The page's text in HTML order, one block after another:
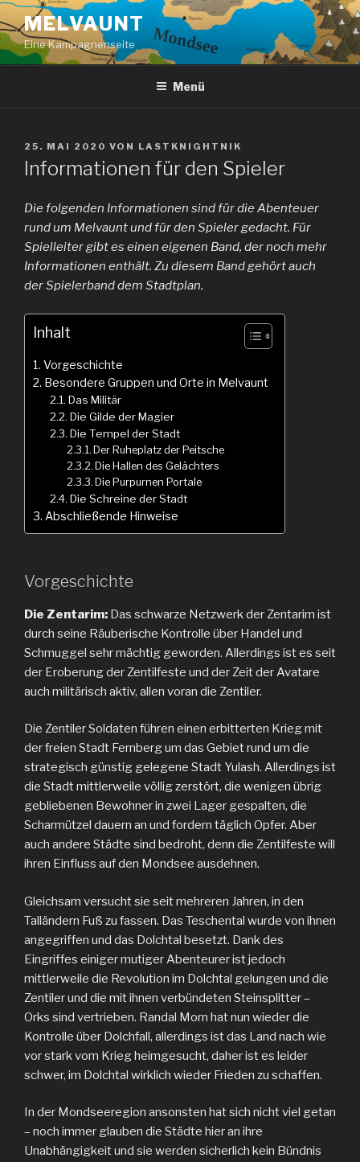
Zum
Inhalt
springen
MELVAUNT
Eine Kampagnenseite
Menü
VERÖFFENTLICHT
AM
25. MAI 2020 VON LASTKNIGHTNIK
Informationen für den Spieler
Die folgenden Informationen sind für die Abenteuer
rund um Melvaunt und für den Spieler gedacht. Für
Spielleiter gibt es einen eigenen Band, der noch mehr
Informationen enthält. Zu diesem Band gehört auch
der Spielerband dem Stadtplan.
Inhalt
Vorgeschichte
Besondere Gruppen und Orte in Melvaunt
Das Militär
Die Gilde der Magier
Die Tempel der Stadt
Der Ruheplatz der Peitsche
Die Hallen des Gelächters
Die Purpurnen Portale
Die Schreine der Stadt
Abschließende Hinweise
Vorgeschichte
Die Zentarim: Das schwarze Netzwerk der Zentarim ist
durch seine Räuberische Kontrolle über Handel und
Schmuggel sehr mächtig geworden. Allerdings ist es seit
der Eroberung der Zentilfeste und der Zeit der Avatare
auch militärisch aktiv, allen voran die Zentiler.
Die Zentiler Soldaten führen einen erbitterten Krieg mit
der freien Stadt Fernberg um das Gebiet rund um die
strategisch günstig gelegene Stadt Yulash. Allerdings ist
die Stadt mittlerweile völlig zerstört, die wenigen übrig
gebliebenen Bewohner in zwei Lager gespalten, die
Scharmützel dauern an und fordern täglich Opfer. Aber
auch andere Städte sind bedroht, denn die Zentilfeste will
ihren Einfluss auf den Mondsee ausdehnen.
Gleichsam versucht sie seit mehreren Jahren, in den
Talländern Fuß zu fassen. Das Teschental wurde von ihnen
angegriffen und das Dolchtal besetzt. Dank des
Eingriffes einiger mutiger Abenteurer ist jedoch
mittlerweile die Revolution im Dolchtal gelungen und die
Zentiler und die mit ihnen verbündeten Steinsplitter –
Orks sind vertrieben. Randal Morn hat nun wieder die
Kontrolle über Dolchfall, allerdings ist das Land nach wie
vor stark vom Krieg heimgesucht, daher ist es leider
schwer, im Dolchtal wirklich wieder Frieden zu schaffen.
In der Mondseeregion ansonsten hat sich nicht viel getan
– noch immer glauben die Städte hier an ihre
Unabhängigkeit und sie werden sicherlich kein Bündnis